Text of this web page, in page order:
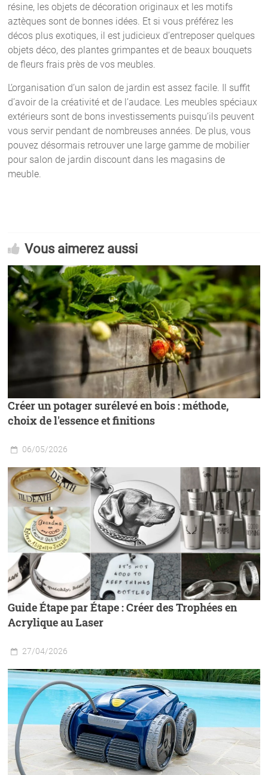
résine, les objets de décoration originaux et les motifs
aztèques sont de bonnes idées. Et si vous préférez les
décos plus exotiques, il est judicieux d’entreposer quelques
objets déco, des plantes grimpantes et de beaux bouquets
de fleurs frais près de vos meubles.
L’organisation d’un salon de jardin est assez facile. Il suffit
d’avoir de la créativité et de l’audace. Les meubles spéciaux
extérieurs sont de bons investissements puisqu’ils peuvent
vous servir pendant de nombreuses années. De plus, vous
pouvez désormais retrouver une large gamme de mobilier
pour salon de jardin discount dans les magasins de
meuble.
Vous aimerez aussi
Créer un potager surélevé en bois : méthode,
choix de l'essence et finitions
06/05/2026
Guide Étape par Étape : Créer des Trophées en
Acrylique au Laser
27/04/2026